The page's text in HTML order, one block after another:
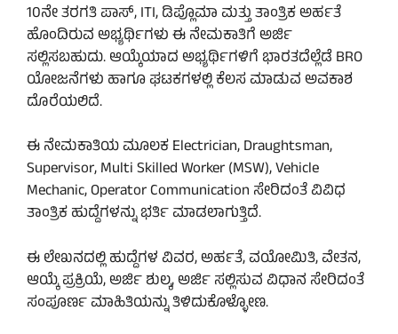
10ನೇ ತರಗತಿ ಪಾಸ್, ITI, ಡಿಪ್ಲೊಮಾ ಮತ್ತು ತಾಂತ್ರಿಕ ಅರ್ಹತೆ
ಹೊಂದಿರುವ ಅಭ್ಯರ್ಥಿಗಳು ಈ ನೇಮಕಾತಿಗೆ ಅರ್ಜಿ
ಸಲ್ಲಿಸಬಹುದು. ಆಯ್ಕೆಯಾದ ಅಭ್ಯರ್ಥಿಗಳಿಗೆ ಭಾರತದೆಲ್ಲೆಡೆ BRO
ಯೋಜನೆಗಳು ಹಾಗೂ ಘಟಕಗಳಲ್ಲಿ ಕೆಲಸ ಮಾಡುವ ಅವಕಾಶ
ದೊರೆಯಲಿದೆ.
ಈ ನೇಮಕಾತಿಯ ಮೂಲಕ Electrician, Draughtsman,
Supervisor, Multi Skilled Worker (MSW), Vehicle
Mechanic, Operator Communication ಸೇರಿದಂತೆ ವಿವಿಧ
ತಾಂತ್ರಿಕ ಹುದ್ದೆಗಳನ್ನು ಭರ್ತಿ ಮಾಡಲಾಗುತ್ತಿದೆ.
ಈ ಲೇಖನದಲ್ಲಿ ಹುದ್ದೆಗಳ ವಿವರ, ಅರ್ಹತೆ, ವಯೋಮಿತಿ, ವೇತನ,
ಆಯ್ಕೆ ಪ್ರಕ್ರಿಯೆ, ಅರ್ಜಿ ಶುಲ್ಕ, ಅರ್ಜಿ ಸಲ್ಲಿಸುವ ವಿಧಾನ ಸೇರಿದಂತೆ
ಸಂಪೂರ್ಣ ಮಾಹಿತಿಯನ್ನು ತಿಳಿದುಕೊಳ್ಳೋಣ.